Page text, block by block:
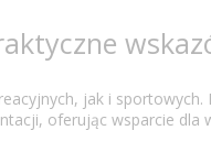
jak i
oferując wsparcie dla